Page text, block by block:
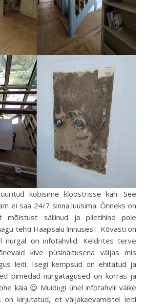
kobisime kloostrisse kah. See
ei saa 24/7 sinna luusima. Õnneks on
mõistust säilinud ja piletihind pole
tehti Haapsalu linnuses… Kõvasti on
nurgal on infotahvlid. Keldrites terve
kive püsinäitusena väljas mis
leiti. Isegi kempsud on ehitatud ja
pimedad nurgatagused on korras ja
käia 😉 Muidugi ühel infotahvlil väike
on kirjutatud, et väljakaevamistel leiti